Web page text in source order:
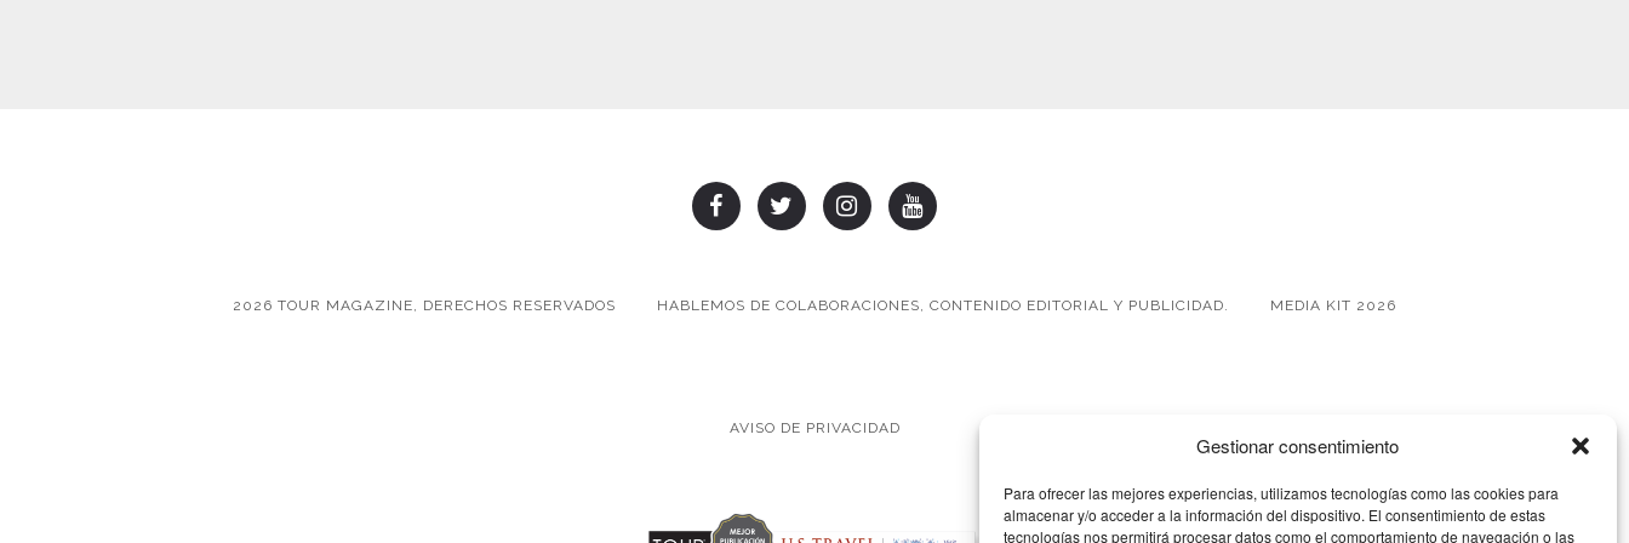
Gestionar consentimiento
Para ofrecer las mejores experiencias, utilizamos tecnologías como las cookies para
almacenar y/o acceder a la información del dispositivo. El consentimiento de estas
tecnologías nos permitirá procesar datos como el comportamiento de navegación o las
2026 TOUR MAGAZINE, DERECHOS RESERVADOS HABLEMOS DE COLABORACIONES, CONTENIDO EDITORIAL Y PUBLICIDAD. MEDIA KIT 2026
AVISO DE PRIVACIDAD